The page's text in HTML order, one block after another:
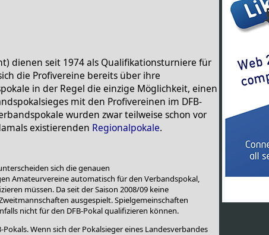
dienen seit 1974 als Qualifikationsturniere für
die Profivereine bereits über ihre
in der Regel die einzige Möglichkeit, einen
mit den Profivereinen im DFB-
wurden zwar teilweise schon vor
existierenden Regionalpokale.
sich die genauen
Amateurvereine automatisch für den Verbandspokal,
müssen. Da seit der Saison 2008/09 keine
ausgespielt. Spielgemeinschaften
nicht für den DFB-Pokal qualifizieren können.
Wenn sich der Pokalsieger eines Landesverbandes